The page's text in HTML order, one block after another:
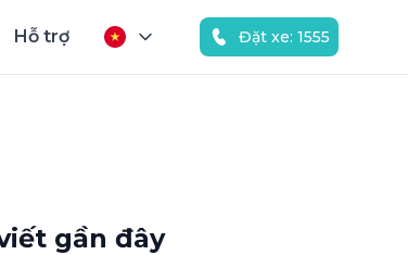
Hỗ trợ Đặt xe: 1555
gần đây